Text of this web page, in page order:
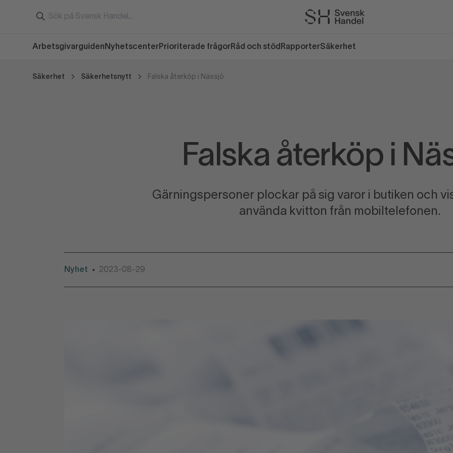
Arbetsgivarguiden Nyhetscenter Prioriterade frågor Råd och stöd RapporterSäkerhet
Säkerhet Säkerhetsnytt Falska återköp i Nässjö
Falska återköp i
Gärningspersoner plockar på sig varor i butiken och
använda kvitton från mobiltelefonen.
Nyhet • 2023-08-29